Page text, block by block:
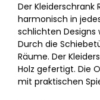
Der Kleiderschrank
harmonisch in
schlichten Designs
Durch die
Räume. Der
Holz gefertigt. Die
mit praktischen